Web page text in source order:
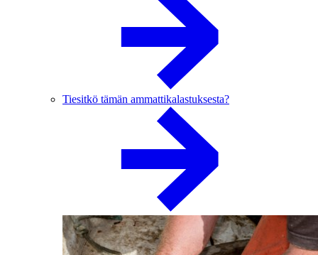
Tiesitkö tämän ammattikalastuksesta?